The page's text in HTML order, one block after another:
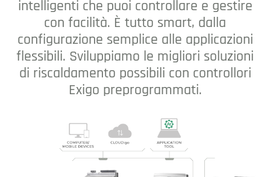
intelligenti che puoi controllare e gestire
con facilità. È tutto smart, dalla
configurazione semplice alle applicazioni
flessibili. Sviluppiamo le migliori soluzioni
di riscaldamento possibili con controllori
Exigo preprogrammati.